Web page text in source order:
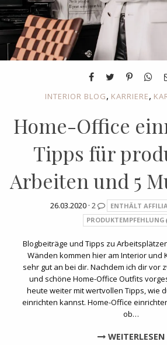
INTERIOR BLOG, KARRIERE,
Home-Office
Tipps für
Arbeiten und 5
26.03.2020 · 2
ENTHÄLT
PRODUKTEMPFEHLUNG
Blogbeiträge und Tipps zu
Wänden kommen hier am Interior und
sehr gut an bei dir. Nachdem ich dir vor
und schöne Home-Office Outfits
heute weiter mit wertvollen Tipps, wie
einrichten kannst. Home-Office
ob…
WEITERLESEN